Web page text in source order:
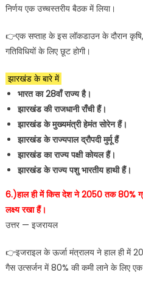
निर्णय एक उच्चस्तरीय बैठक में लिया।
👉एक सप्ताह के इस लॉकडाउन के दौरान
गतिविधियों के लिए छूट होगी।
झारखंड के बारे में
भारत का 28वाँ राज्य है।
झारखंड की राजधानी राँची हैं।
झारखंड के मुख्यमंत्री हेमंत सोरेन हैं।
झारखंड के राज्यपाल द्रौपदी मुर्मू हैं
झारखंड का राज्य पक्षी कोयल हैं।
झारखंड के राज्य पशु भारतीय हाथी हैं।
6.)हाल ही में किस देश ने 2050 तक 80%
लक्ष्य रखा हैं।
उत्तर — इजरायल
👉इजराइल के ऊर्जा मंत्रालय ने हाल ही में
गैस उत्सर्जन में 80% की कमी लाने के लिए एक